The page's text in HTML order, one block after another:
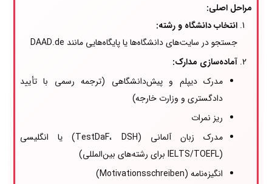
مراحل اصلی:
انتخاب دانشگاه و رشته:
جستجو در سایت‌های دانشگاه‌ها یا پایگاه‌هایی مانند DAAD.de
آماده‌سازی مدارک:
مدرک دیپلم و پیش‌دانشگاهی (ترجمه رسمی با تأیید
دادگستری و وزارت خارجه)
ریز نمرات
مدرک زبان آلمانی (TestDaF، DSH) یا انگلیسی
(IELTS/TOEFL برای رشته‌های بین‌المللی)
انگیزه‌نامه (Motivationsschreiben)